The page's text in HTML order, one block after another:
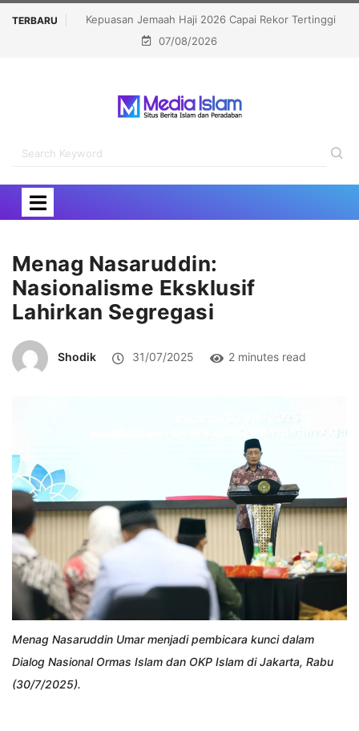
TERBARU
Haji 2026 Capai Rekor Tertinggi
Infokom MUI DKI: Sesat Map
07/08/2026
Menag Nasaruddin:
Nasionalisme Eksklusif
Lahirkan Segregasi
Shodik 31/07/2025 2 minutes read
Menag Nasaruddin Umar menjadi pembicara kunci dalam
Dialog Nasional Ormas Islam dan OKP Islam di Jakarta, Rabu
(30/7/2025).